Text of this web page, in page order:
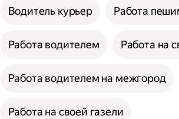
Водитель курьер Работа
Работа водителем Работа на
Работа водителем на межгород
Работа на своей газели